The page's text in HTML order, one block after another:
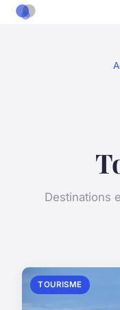
Destinations
TOURISME